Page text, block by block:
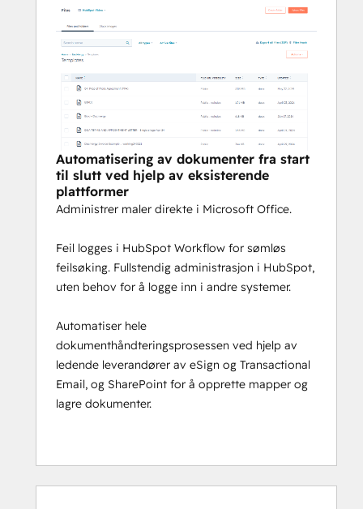
portal.
Automatisering av dokumenter fra start
til slutt ved hjelp av eksisterende
plattformer
Administrer maler direkte i Microsoft Office.
Feil logges i HubSpot Workflow for sømløs
feilsøking. Fullstendig administrasjon i HubSpot,
uten behov for å logge inn i andre systemer.
Automatiser hele
dokumenthåndteringsprosessen ved hjelp av
ledende leverandører av eSign og Transactional
Email, og SharePoint for å opprette mapper og
lagre dokumenter.